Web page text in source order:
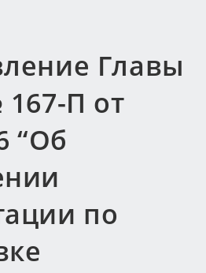
Главы
П от
“Об
по